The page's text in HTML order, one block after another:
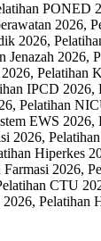
PONED
2026,
2026,
Jenazah 2026,
Pelatihan
IPCD 2026,
Pelatihan
EWS 2026,
2026,
Hiperkes
2026,
CTU
Pelatihan